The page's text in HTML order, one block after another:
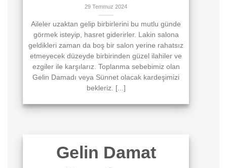
29 Temmuz 2024
Aileler uzaktan gelip birbirlerini bu mutlu günde
görmek isteyip, hasret giderirler. Lakin salona
geldikleri zaman da boş bir salon yerine rahatsız
etmeyecek düzeyde birbirinden güzel ilahiler ve
ezgiler ile karşılarız. Toplanma sebebimiz olan
Gelin Damadı veya Sünnet olacak kardeşimizi
bekleriz. [...]
Gelin Damat